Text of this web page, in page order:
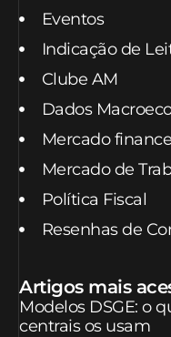
Eventos
Indicação de
Clube AM
Dados
Mercado
Mercado de
Política Fiscal
Resenhas de
Artigos mais
Modelos DSGE: o
centrais os usam